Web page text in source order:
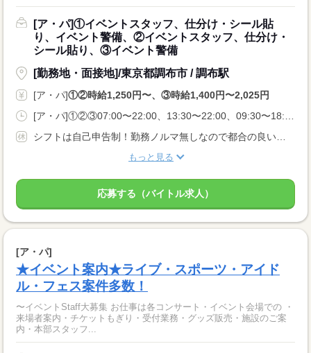
[ア・パ]①イベントスタッフ、仕分け・シール貼
り、イベント警備、②イベントスタッフ、仕分け・
シール貼り、③イベント警備
[勤務地・面接地]/東京都調布市 / 調布駅
[ア・パ]①②時給1,250円〜、③時給1,400円〜2,025円
[ア・パ]①②③07:00〜22:00、13:30〜22:00、09:30〜18:00
シフトは自己申告制！勤務ノルマ無しなので都合の良い日に勤務ができます！休日設定も自由！
もっと見る
応募する（バイトル求人）
[ア・パ]
★イベント案内★ライブ・スポーツ・アイド
ル・フェス案件多数！
〜イベントStaff大募集 お仕事は各コンサート・イベント会場での ・
来場者案内・チケットもぎり・受付業務・グッズ販売・施設のご案
内・本部スタッフ...